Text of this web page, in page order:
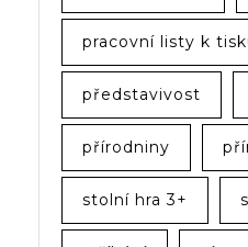
pracovní listy k
představivost
přírodniny
stolní hra 3+